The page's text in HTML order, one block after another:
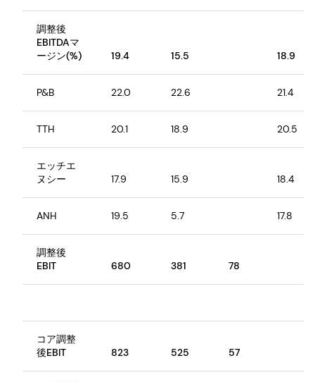
調整後
EBITDAマ
ージン(%)
19.4 15.5 18.9
P&B 22.0 22.6 21.4
TTH 20.1 18.9 20.5
エッチエ
ヌシー
17.9 15.9 18.4
ANH 19.5 5.7 17.8
調整後
EBIT
680 381 78
コア調整
後EBIT
823 525 57